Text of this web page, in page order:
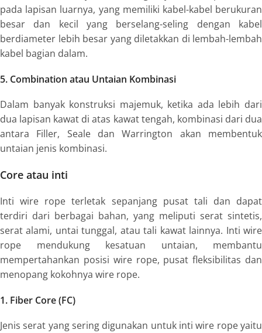
pada lapisan luarnya, yang memiliki kabel-kabel berukuran
besar dan kecil yang berselang-seling dengan kabel
berdiameter lebih besar yang diletakkan di lembah-lembah
kabel bagian dalam.
5. Combination atau Untaian Kombinasi
Dalam banyak konstruksi majemuk, ketika ada lebih dari
dua lapisan kawat di atas kawat tengah, kombinasi dari dua
antara Filler, SealedanWarrington akan membentuk
untaian jenis kombinasi.
Core atau inti
Intiwire rope terletak sepanjang pusat tali dan dapat
terdiri dari berbagai bahan, yang meliputi serat sintetis,
serat alami, untai tunggal, atau tali kawat lainnya. Inti wire
rope mendukung kesatuan untaian, membantu
mempertahankan posisi wire rope, pusat fleksibilitas dan
menopang kokohnya wire rope.
1. Fiber Core (FC)
Jenis serat yang sering digunakan untuk intiwire ropeyaitu